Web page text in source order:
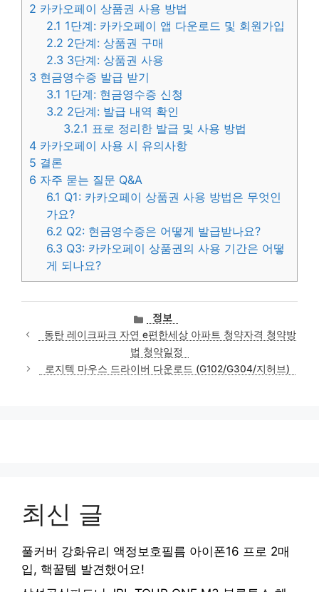
2 카카오페이 상품권 사용 방법
2.1 1단계: 카카오페이 앱 다운로드 및 회원가입
2.2 2단계: 상품권 구매
2.3 3단계: 상품권 사용
3 현금영수증 발급 받기
3.1 1단계: 현금영수증 신청
3.2 2단계: 발급 내역 확인
3.2.1 표로 정리한 발급 및 사용 방법
4 카카오페이 사용 시 유의사항
5 결론
6 자주 묻는 질문 Q&A
6.1 Q1: 카카오페이 상품권 사용 방법은 무엇인
가요?
6.2 Q2: 현금영수증은 어떻게 발급받나요?
6.3 Q3: 카카오페이 상품권의 사용 기간은 어떻
게 되나요?
카
테
고
리
정보
동탄 레이크파크 자연 e편한세상 아파트 청약자격 청약방
법 청약일정
로지텍 마우스 드라이버 다운로드 (G102/G304/지허브)
최신 글
풀커버 강화유리 액정보호필름 아이폰16 프로 2매
입, 핵꿀템 발견했어요!